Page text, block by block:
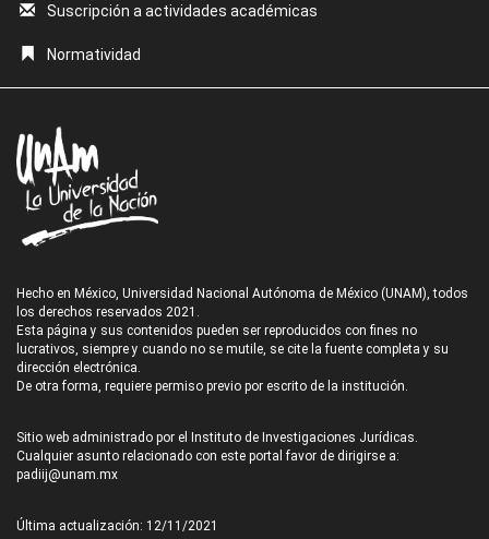
Suscripción a actividades académicas
Normatividad
Hecho en México, Universidad Nacional Autónoma de México (UNAM), todos
los derechos reservados 2021.
Esta página y sus contenidos pueden ser reproducidos con fines no
lucrativos, siempre y cuando no se mutile, se cite la fuente completa y su
dirección electrónica.
De otra forma, requiere permiso previo por escrito de la institución.
Sitio web administrado por el Instituto de Investigaciones Jurídicas.
Cualquier asunto relacionado con este portal favor de dirigirse a:
padiij@unam.mx
Última actualización: 12/11/2021